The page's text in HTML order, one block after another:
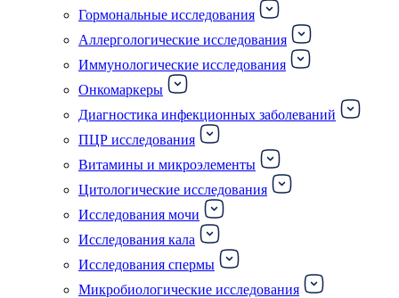
Гормональные исследования
Аллергологические исследования
Иммунологические исследования
Онкомаркеры
Диагностика инфекционных заболеваний
ПЦР исследования
Витамины и микроэлементы
Цитологические исследования
Исследования мочи
Исследования кала
Исследования спермы
Микробиологические исследования